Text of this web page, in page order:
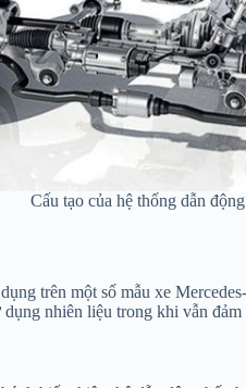
Cấu tạo của hệ thống dẫn
trên một số mẫu xe
nhiên liệu trong khi vẫn đảm